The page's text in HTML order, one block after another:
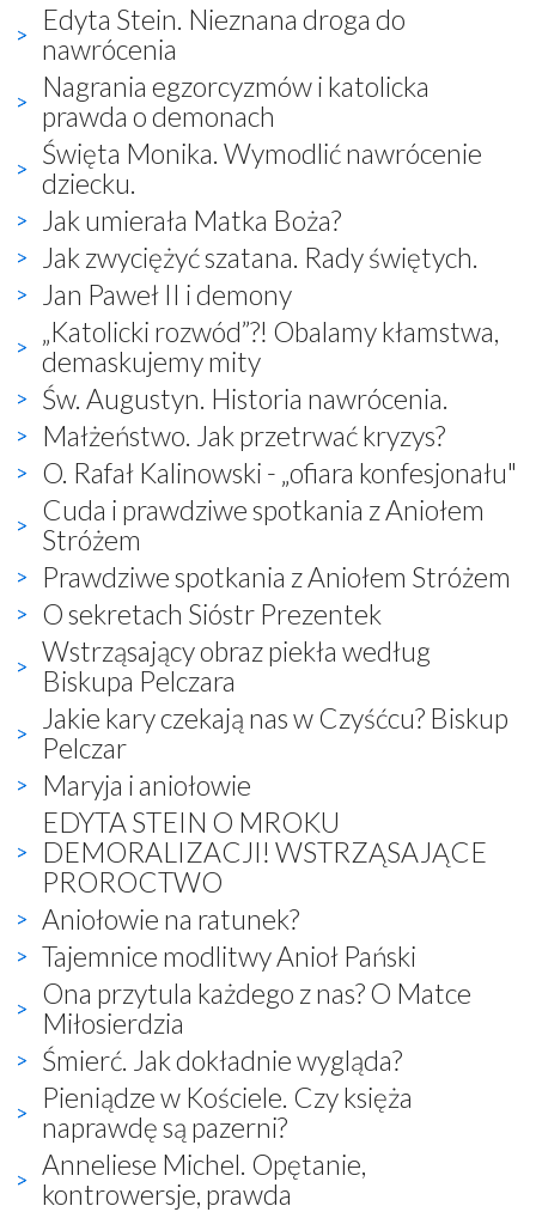
Edyta Stein. Nieznana droga do
nawrócenia
Nagrania egzorcyzmów i katolicka
prawda o demonach
Święta Monika. Wymodlić nawrócenie
dziecku.
Jak umierała Matka Boża?
Jak zwyciężyć szatana. Rady świętych.
Jan Paweł II i demony
„Katolicki rozwód”?! Obalamy kłamstwa,
demaskujemy mity
Św. Augustyn. Historia nawrócenia.
Małżeństwo. Jak przetrwać kryzys?
O. Rafał Kalinowski - „ofiara konfesjonału"
Cuda i prawdziwe spotkania z Aniołem
Stróżem
Prawdziwe spotkania z Aniołem Stróżem
O sekretach Sióstr Prezentek
Wstrząsający obraz piekła według
Biskupa Pelczara
Jakie kary czekają nas w Czyśćcu? Biskup
Pelczar
Maryja i aniołowie
EDYTA STEIN O MROKU
DEMORALIZACJI! WSTRZĄSAJĄCE
PROROCTWO
Aniołowie na ratunek?
Tajemnice modlitwy Anioł Pański
Ona przytula każdego z nas? O Matce
Miłosierdzia
Śmierć. Jak dokładnie wygląda?
Pieniądze w Kościele. Czy księża
naprawdę są pazerni?
Anneliese Michel. Opętanie,
kontrowersje, prawda